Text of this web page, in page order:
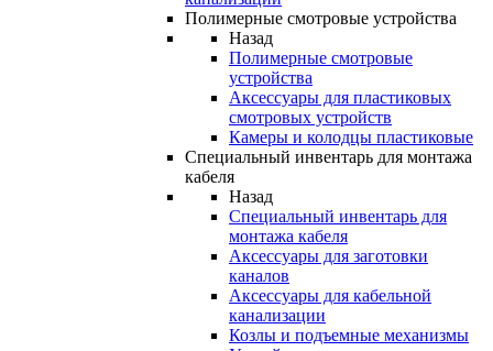
Полимерные смотровые устройства
Назад
Полимерные смотровые
устройства
Аксессуары для пластиковых
смотровых устройств
Камеры и колодцы пластиковые
Специальный инвентарь для монтажа
кабеля
Назад
Специальный инвентарь для
монтажа кабеля
Аксессуары для заготовки
каналов
Аксессуары для кабельной
канализации
Козлы и подъемные механизмы